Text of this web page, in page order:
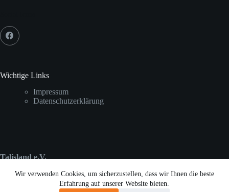
Wir verwenden Cookies, um sicherzustellen, dass wir Ihnen die beste
Erfahrung auf unserer Website bieten.
Wichtige Links
Impressum
Datenschutzerklärung
Talisland e.V.
Prälat-Benz-Str. 27